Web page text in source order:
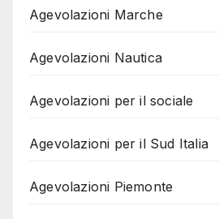
Agevolazioni Marche
Agevolazioni Nautica
Agevolazioni per il sociale
Agevolazioni per il Sud Italia
Agevolazioni Piemonte